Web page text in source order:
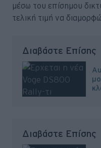
μέσω του επίσημου
τελική τιμή να
Διαβάστε Επίσης
Διαβάστε Επίσης